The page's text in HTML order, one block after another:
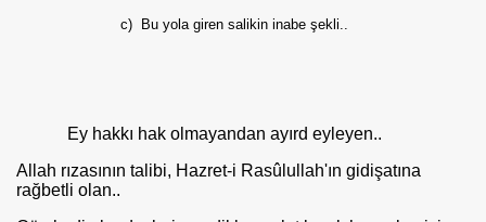
c) Bu yola giren salikin inabe şekli..
Ey hakkı hak olmayandan ayırd eyleyen..
Allah rızasının talibi, Hazret-i Rasûlullah'ın gidişatına
rağbetli olan..